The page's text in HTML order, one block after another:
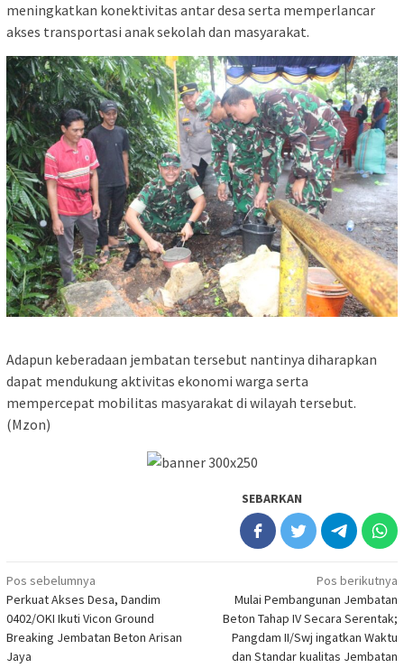
meningkatkan konektivitas antar desa serta memperlancar
akses transportasi anak sekolah dan masyarakat.
Adapun keberadaan jembatan tersebut nantinya diharapkan
dapat mendukung aktivitas ekonomi warga serta
mempercepat mobilitas masyarakat di wilayah tersebut.
(Mzon)
SEBARKAN
Navigasi
pos
Pos sebelumnya
Perkuat Akses Desa, Dandim
0402/OKI Ikuti Vicon Ground
Breaking Jembatan Beton Arisan
Jaya
Pos berikutnya
Mulai Pembangunan Jembatan
Beton Tahap IV Secara Serentak;
Pangdam II/Swj ingatkan Waktu
dan Standar kualitas Jembatan